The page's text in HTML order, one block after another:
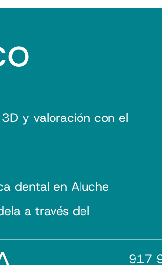
y valoración con el
dental en Aluche
a través del
917